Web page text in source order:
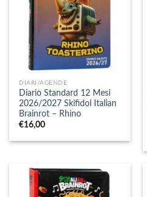
DIARI/AGENDE
Diario Standard 12 Mesi
2026/2027 Skifidol Italian
Brainrot – Rhino
€16,00